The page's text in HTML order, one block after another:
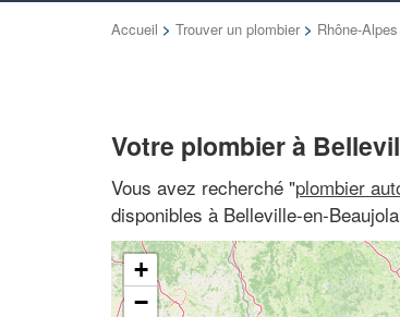
Accueil > Trouver un plombier > Rhône-Alpes
Votre plombier à
Vous avez recherché "plombier
disponibles à Belleville-en-
+
−